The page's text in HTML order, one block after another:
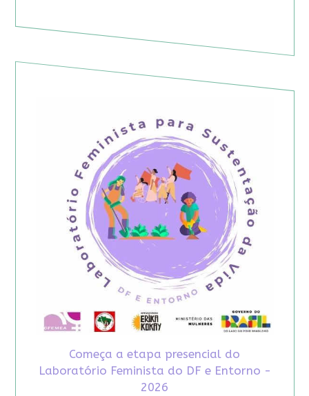
Começa a etapa presencial do
Laboratório Feminista do DF e Entorno -
2026